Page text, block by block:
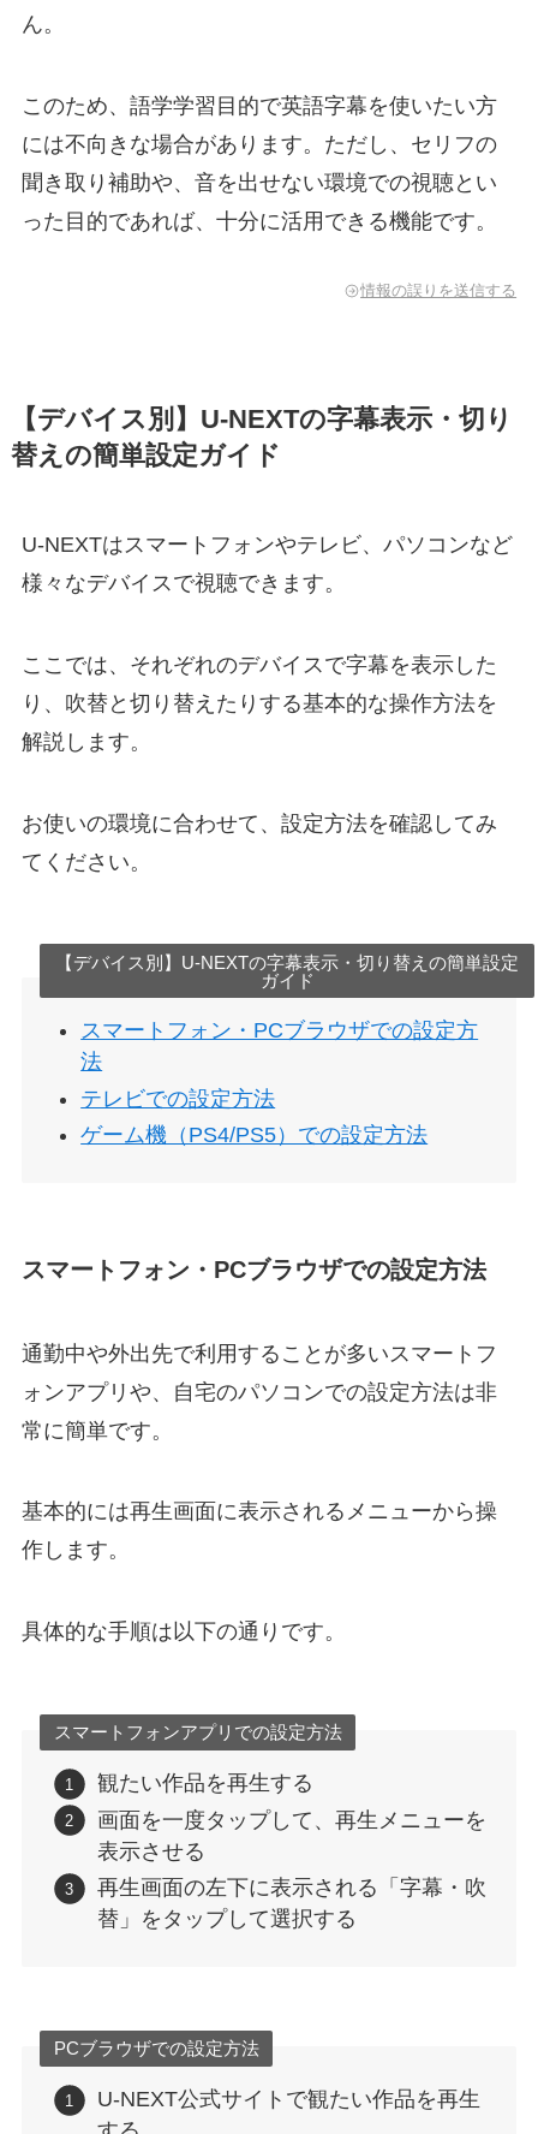
ん。
このため、語学学習目的で英語字幕を使いたい方
には不向きな場合があります。ただし、セリフの
聞き取り補助や、音を出せない環境での視聴とい
った目的であれば、十分に活用できる機能です。
情報の誤りを送信する
【デバイス別】U-NEXTの字幕表示・切り
替えの簡単設定ガイド
U-NEXTはスマートフォンやテレビ、パソコンなど
様々なデバイスで視聴できます。
ここでは、それぞれのデバイスで字幕を表示した
り、吹替と切り替えたりする基本的な操作方法を
解説します。
お使いの環境に合わせて、設定方法を確認してみ
てください。
【デバイス別】U-NEXTの字幕表示・切り替えの簡単設定
ガイド
スマートフォン・PCブラウザでの設定方
法
テレビでの設定方法
ゲーム機（PS4/PS5）での設定方法
スマートフォン・PCブラウザでの設定方法
通勤中や外出先で利用することが多いスマートフ
ォンアプリや、自宅のパソコンでの設定方法は非
常に簡単です。
基本的には再生画面に表示されるメニューから操
作します。
具体的な手順は以下の通りです。
スマートフォンアプリでの設定方法
観たい作品を再生する
画面を一度タップして、再生メニューを
表示させる
再生画面の左下に表示される「字幕・吹
替」をタップして選択する
PCブラウザでの設定方法
U-NEXT公式サイトで観たい作品を再生